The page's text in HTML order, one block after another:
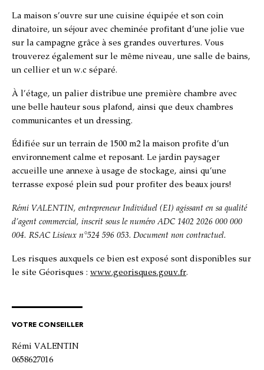
La maison s’ouvre sur une cuisine équipée et son coin
dinatoire, un séjour avec cheminée profitant d’une jolie vue
sur la campagne grâce à ses grandes ouvertures. Vous
trouverez également sur le même niveau, une salle de bains,
un cellier et un w.c séparé.
À l’étage, un palier distribue une première chambre avec
une belle hauteur sous plafond, ainsi que deux chambres
communicantes et un dressing.
Édifiée sur un terrain de 1500 m2 la maison profite d’un
environnement calme et reposant. Le jardin paysager
accueille une annexe à usage de stockage, ainsi qu’une
terrasse exposé plein sud pour profiter des beaux jours!
Rémi VALENTIN, entrepreneur Individuel (EI) agissant en sa qualité
d’agent commercial, inscrit sous le numéro ADC 1402 2026 000 000
004. RSAC Lisieux n°524 596 053. Document non contractuel.
Les risques auxquels ce bien est exposé sont disponibles sur
le site Géorisques : www.georisques.gouv.fr.
VOTRE CONSEILLER
Rémi VALENTIN
0658627016